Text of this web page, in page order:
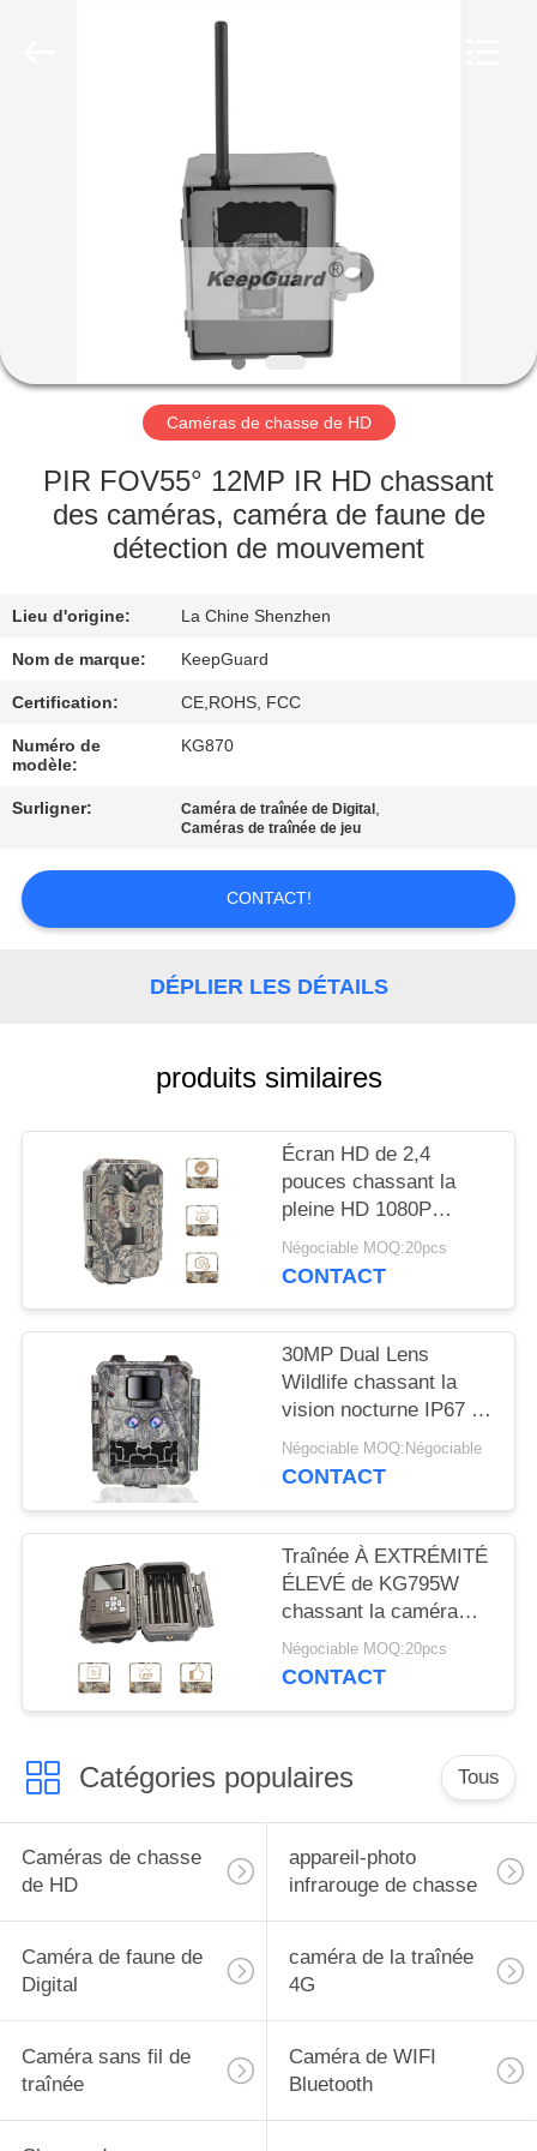
VIDÉOS
PROPOS
VISITE
DE
L'USINE
CONTRÔLE
DE
QUALITÉ
NOUVELLES
DEMANDEZ
DEVIS
PLAN
POLITIQUE
DE
CONFIDENTIALITÉ
Caméras de chasse de HD
PIR FOV55° 12MP IR HD chassant
des caméras, caméra de faune de
détection de mouvement
Lieu d'origine: La Chine Shenzhen
Nom de marque: KeepGuard
Certification: CE,ROHS, FCC
Numéro de
modèle:
KG870
Surligner: Caméra de traînée de Digital ,
Caméras de traînée de jeu
CONTACT!
DÉPLIER LES DÉTAILS
produits similaires
Écran HD de 2,4
pouces chassant la
pleine HD 1080P
caméra de chasse de
traînée des caméras IR
Négociable MOQ:20pcs
CONTACT
30MP Dual Lens
Wildlife chassant la
vision nocturne IP67 de
la caméra 1080P
Négociable MOQ:Négociable
CONTACT
Traînée À EXTRÉMITÉ
ÉLEVÉ de KG795W
chassant la caméra
30MP 1080P HD pour
l'animal de faune
Négociable MOQ:20pcs
CONTACT
Catégories populaires Tous
Caméras de chasse
de HD
appareil-photo
infrarouge de chasse
Caméra de faune de
Digital
caméra de la traînée
4G
Caméra sans fil de
traînée
Caméra de WIFI
Bluetooth